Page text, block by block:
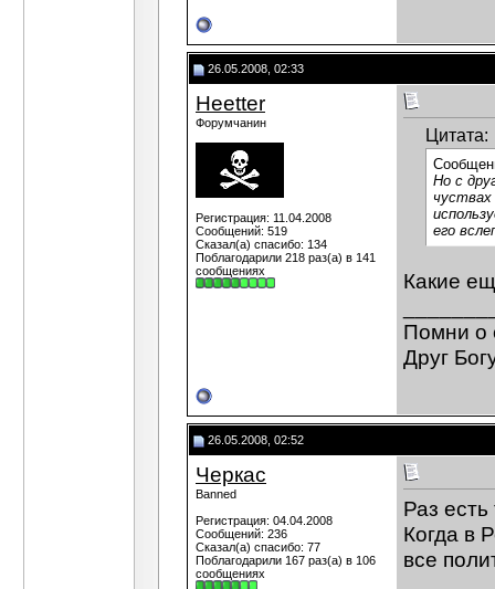
26.05.2008, 02:33
Heetter
Форумчанин
Регистрация: 11.04.2008
Сообщений: 519
Сказал(а) спасибо: 134
Поблагодарили 218 раз(а) в 141
сообщениях
Цитата:
Но с
чуствах
его
Какие
Помни о
Друг
26.05.2008, 02:52
Черкас
Banned
Регистрация: 04.04.2008
Сообщений: 236
Сказал(а) спасибо: 77
Поблагодарили 167 раз(а) в 106
сообщениях
Раз
Когда в
все